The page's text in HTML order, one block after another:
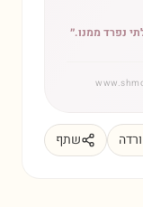
נפרד ממנו.״
שתף